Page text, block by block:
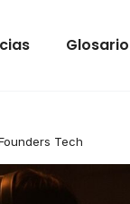
Glosario
Tech